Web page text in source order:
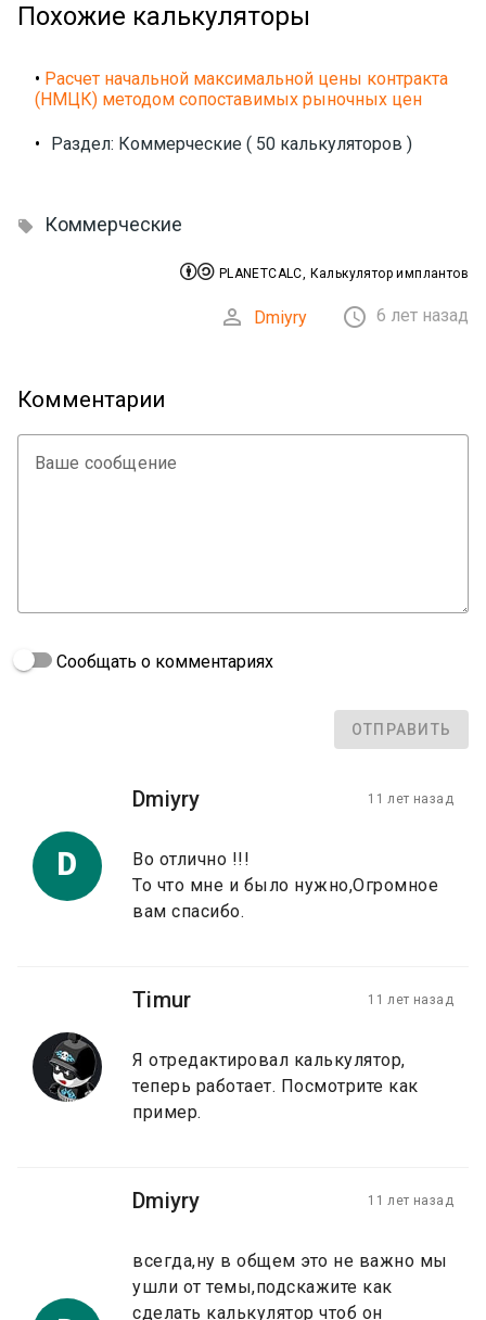
Похожие калькуляторы
• Расчет начальной максимальной цены контракта
(НМЦК) методом сопоставимых рыночных цен
• Раздел: Коммерческие ( 50 калькуляторов )
 Коммерческие
 PLANETCALC, Калькулятор имплантов
 Dmiyry  6 лет назад
Комментарии
Ваше сообщение
Сообщать о комментариях
ОТПРАВИТЬ
D
Dmiyry 11 лет назад
Во отлично !!!
То что мне и было нужно,Огромное
вам спасибо.
Timur 11 лет назад
Я отредактировал калькулятор,
теперь работает. Посмотрите как
пример.
Dmiyry 11 лет назад
всегда,ну в общем это не важно мы
ушли от темы,подскажите как
сделать калькулятор чтоб он